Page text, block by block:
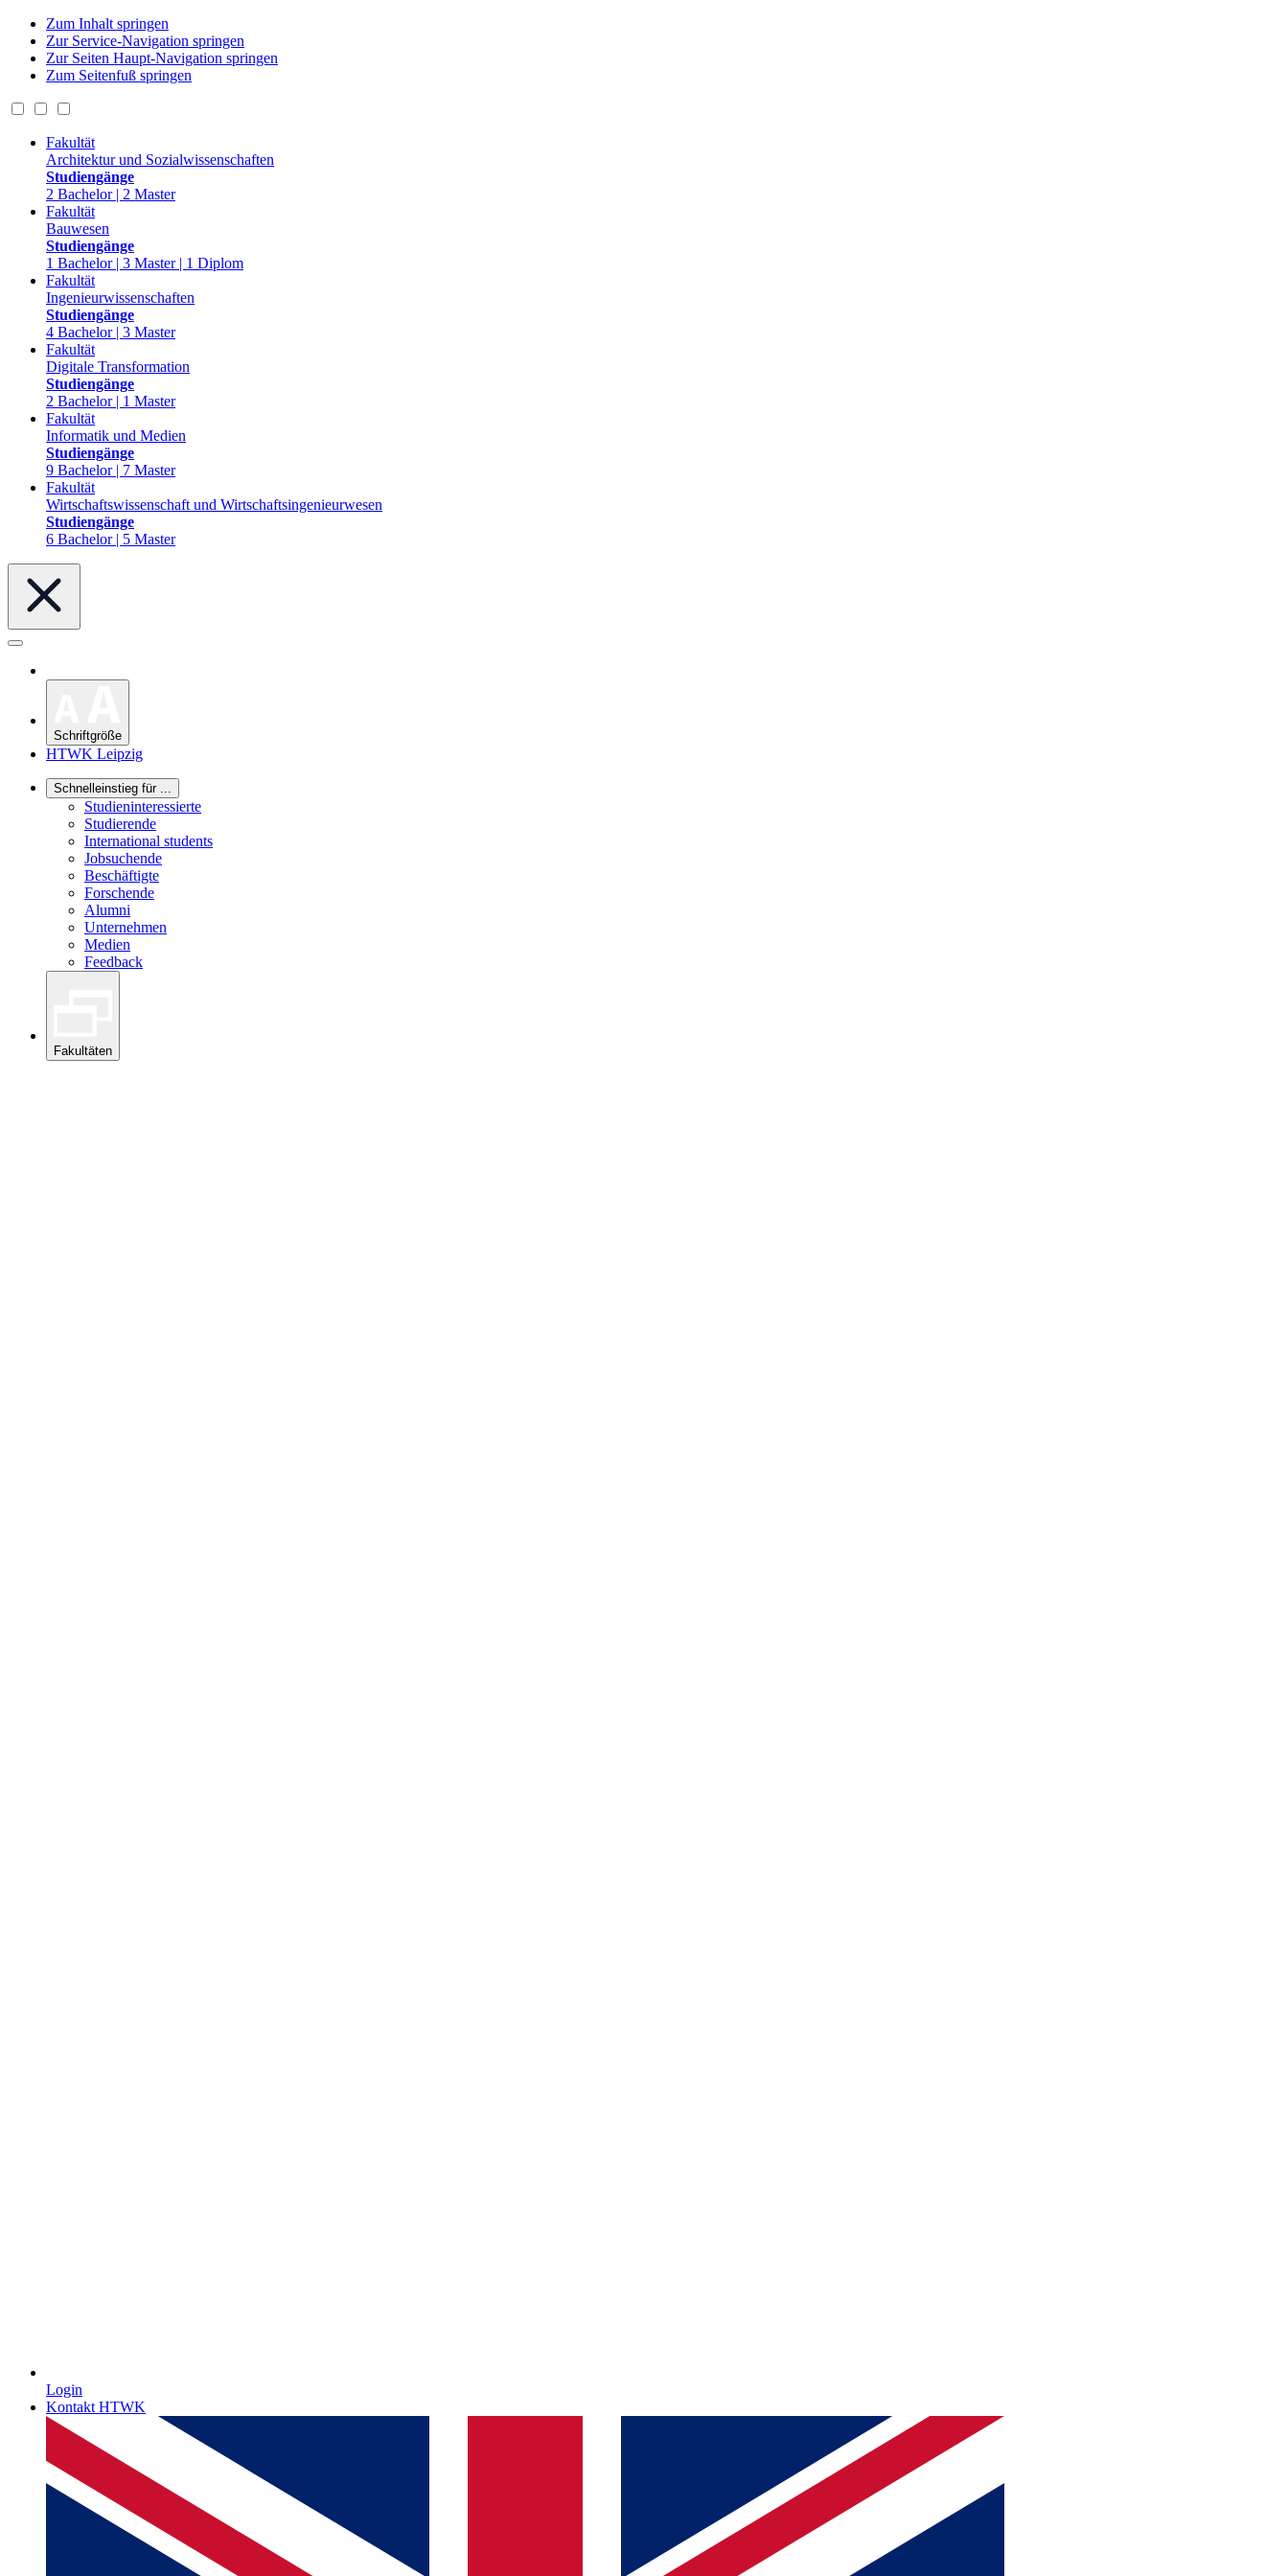
Zum Inhalt springen
Zur Service-Navigation springen
Zur Seiten Haupt-Navigation springen
Zum Seitenfuß springen
Fakultät
Architektur und Sozialwissenschaften
Studiengänge
2 Bachelor | 2 Master
Fakultät
Bauwesen
Studiengänge
1 Bachelor | 3 Master | 1 Diplom
Fakultät
Ingenieurwissenschaften
Studiengänge
4 Bachelor | 3 Master
Fakultät
Digitale Transformation
Studiengänge
2 Bachelor | 1 Master
Fakultät
Informatik und Medien
Studiengänge
9 Bachelor | 7 Master
Fakultät
Wirtschaftswissenschaft und Wirtschaftsingenieurwesen
Studiengänge
6 Bachelor | 5 Master
Schriftgröße
HTWK Leipzig
Schnelleinstieg für ...
Studieninteressierte
Studierende
International students
Jobsuchende
Beschäftigte
Forschende
Alumni
Unternehmen
Medien
Feedback
Fakultäten
Login
Kontakt HTWK